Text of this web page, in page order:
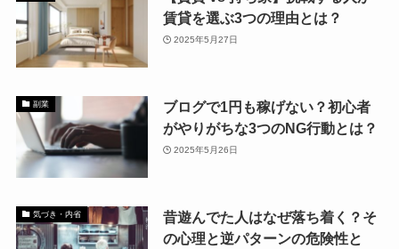
賃貸を選ぶ3つの理由とは？
2025年5月27日
副業
ブログで1円も稼げない？初心者
がやりがちな3つのNG行動とは？
2025年5月26日
気づき・内省
昔遊んでた人はなぜ落ち着く？そ
の心理と逆パターンの危険性と